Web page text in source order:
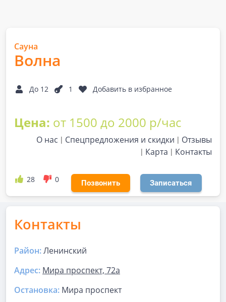
Сауна
Волна
До 12 1 Добавить в избранное
Цена: от 1500 до 2000 р/час
О нас Спецпредложения и скидки
Отзывы
Карта
Контакты
28 0 Позвонить Записаться
Контакты
Район:Ленинский
Адрес: Мира проспект, 72а
Остановка: Мира проспект